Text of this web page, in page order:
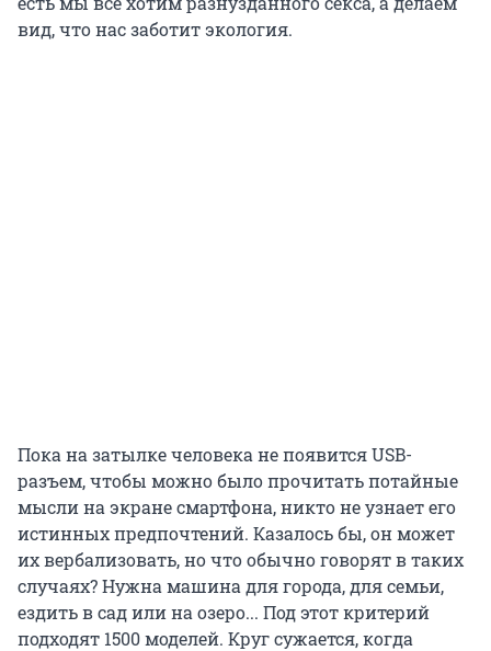
вид, что нас заботит экология.
Пока на затылке человека не появится USB-
разъем, чтобы можно было прочитать потайные
мысли на экране смартфона, никто не узнает его
истинных предпочтений. Казалось бы, он может
их вербализовать, но что обычно говорят в таких
случаях? Нужна машина для города, для семьи,
ездить в сад или на озеро... Под этот критерий
подходят 1500 моделей. Круг сужается, когда